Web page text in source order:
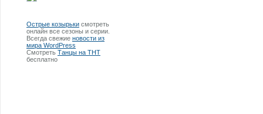
Острые козырьки смотреть
онлайн все сезоны и серии.
Всегда свежие новости из
мира WordPress
Смотреть Танцы на ТНТ
бесплатно